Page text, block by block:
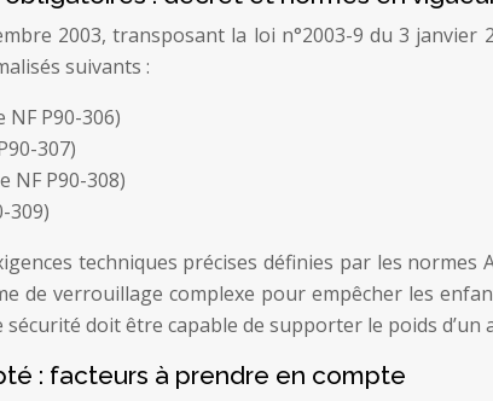
2003, transposant la loi n°2003-9 du 3
suivants :
P90-306)
307)
NF P90-308)
309)
techniques précises définies par les
de verrouillage complexe pour empêcher les
doit être capable de supporter le poids d’un
: facteurs à prendre en compte